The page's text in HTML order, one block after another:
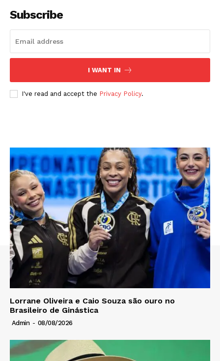
Subscribe
I WANT IN
I've read and accept the Privacy Policy.
Lorrane Oliveira e Caio Souza são ouro no
Brasileiro de Ginástica
Admin - 08/08/2026